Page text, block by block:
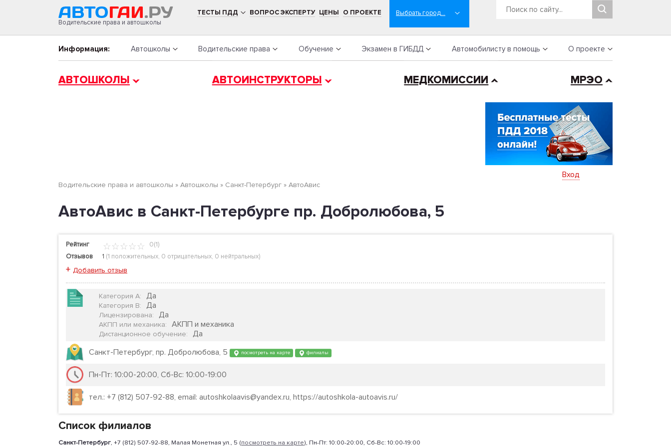
Водительские права и автошколы
ТЕСТЫ ПДД ВОПРОС ЭКСПЕРТУ ЦЕНЫ О ПРОЕКТЕ
Информация: Автошколы Водительские права Обучение Экзамен в ГИБДД Автомобилисту в помощь О проекте
АВТОШКОЛЫ АВТОИНСТРУКТОРЫ МЕДКОМИССИИ МРЭО
Водительские права и автошколы » Автошколы » Санкт-Петербург » АвтоАвис
Вход
АвтоАвис в Санкт-Петербурге пр. Добролюбова, 5
Рейтинг
0(1)
Отзывов
1 (1 положительных, 0 отрицательных, 0 нейтральных)
+ Добавить отзыв
Категория А: Да
Категория B: Да
Лицензирована: Да
АКПП или механика: АКПП и механика
Дистанционное обучение:
Да
Санкт-Петербург, пр. Добролюбова, 5
посмотреть на карте филиалы
Пн-Пт: 10:00-20:00, Сб-Вс: 10:00-19:00
тел.: +7 (812) 507-92-88, email: autoshkolaavis@yandex.ru, https://autoshkola-autoavis.ru/
Список филиалов
Санкт-Петербург, +7 (812) 507-92-88, Малая Монетная ул., 5 (посмотреть на карте), Пн-Пт: 10:00-20:00, Сб-Вс: 10:00-19:00